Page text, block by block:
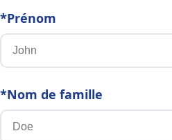
*Prénom
*Nom de famille